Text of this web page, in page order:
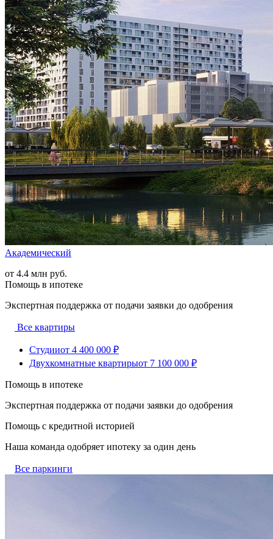
Академический
от 4.4 млн руб.
Помощь в ипотеке
Экспертная поддержка от подачи заявки до одобрения
Все квартиры
Студииот 4 400 000 ₽
Двухкомнатные квартирыот 7 100 000 ₽
Помощь в ипотеке
Экспертная поддержка от подачи заявки до одобрения
Помощь с кредитной историей
Наша команда одобряет ипотеку за один день
Все паркинги